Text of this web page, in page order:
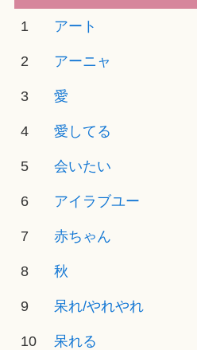
1 アート
2 アーニャ
3 愛
4 愛してる
5 会いたい
6 アイラブユー
7 赤ちゃん
8 秋
9 呆れ/やれやれ
10 呆れる